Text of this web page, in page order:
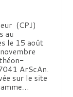
(CPJ)
au
le 15 août
ArScAn.
sur le site